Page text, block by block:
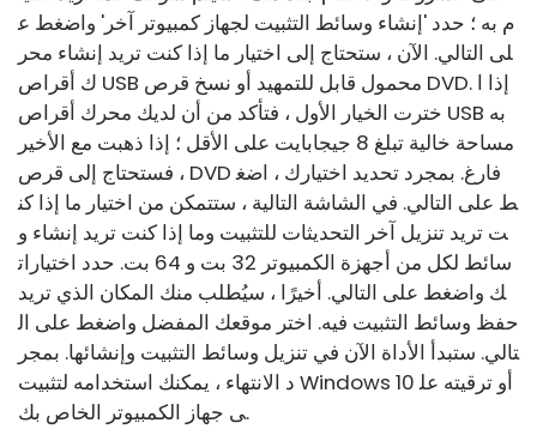
م به ؛ حدد 'إنشاء وسائط التثبيت لجهاز كمبيوتر آخر' واضغط ع
لى التالي. الآن ، ستحتاج إلى اختيار ما إذا كنت تريد إنشاء محر
ك أقراص USB محمول قابل للتمهيد أو نسخ قرص DVD. إذا ا
خترت الخيار الأول ، فتأكد من أن لديك محرك أقراص USB به
مساحة خالية تبلغ 8 جيجابايت على الأقل ؛ إذا ذهبت مع الأخير
، فستحتاج إلى قرص DVD فارغ. بمجرد تحديد اختيارك ، اضغ
ط على التالي. في الشاشة التالية ، ستتمكن من اختيار ما إذا كن
ت تريد تنزيل آخر التحديثات للتثبيت وما إذا كنت تريد إنشاء و
سائط لكل من أجهزة الكمبيوتر 32 بت و 64 بت. حدد اختيارات
ك واضغط على التالي. أخيرًا ، سيُطلب منك المكان الذي تريد
حفظ وسائط التثبيت فيه. اختر موقعك المفضل واضغط على ال
تالي. ستبدأ الأداة الآن في تنزيل وسائط التثبيت وإنشائها. بمجر
د الانتهاء ، يمكنك استخدامه لتثبيت Windows 10 أو ترقيته عل
ى جهاز الكمبيوتر الخاص بك.